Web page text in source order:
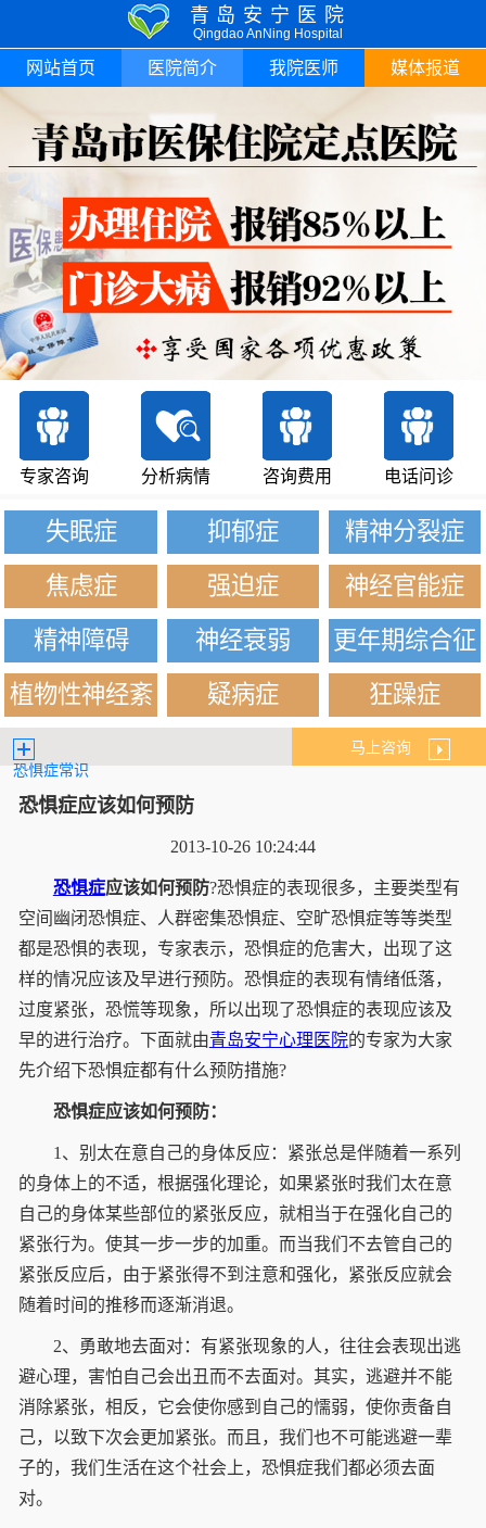
青岛安宁医院
Qingdao AnNing Hospital
网站首页 医院简介 我院医师 媒体报道
专家咨询 分析病情 咨询费用 电话问诊
失眠症 抑郁症
精神分裂症
焦虑症
强迫症
神经官能症
精神障碍
神经衰弱
更年期综合征
植物性神经紊
疑病症 狂躁症
恐惧症常识
马上咨询
恐惧症应该如何预防
2013-10-26 10:24:44
恐惧症应该如何预防?恐惧症的表现很多，主要类型有
空间幽闭恐惧症、人群密集恐惧症、空旷恐惧症等等类型
都是恐惧的表现，专家表示，恐惧症的危害大，出现了这
样的情况应该及早进行预防。恐惧症的表现有情绪低落，
过度紧张，恐慌等现象，所以出现了恐惧症的表现应该及
早的进行治疗。下面就由青岛安宁心理医院的专家为大家
先介绍下恐惧症都有什么预防措施?
恐惧症应该如何预防：
1、别太在意自己的身体反应：紧张总是伴随着一系列
的身体上的不适，根据强化理论，如果紧张时我们太在意
自己的身体某些部位的紧张反应，就相当于在强化自己的
紧张行为。使其一步一步的加重。而当我们不去管自己的
紧张反应后，由于紧张得不到注意和强化，紧张反应就会
随着时间的推移而逐渐消退。
2、勇敢地去面对：有紧张现象的人，往往会表现出逃
避心理，害怕自己会出丑而不去面对。其实，逃避并不能
消除紧张，相反，它会使你感到自己的懦弱，使你责备自
己，以致下次会更加紧张。而且，我们也不可能逃避一辈
子的，我们生活在这个社会上，恐惧症我们都必须去面
对。